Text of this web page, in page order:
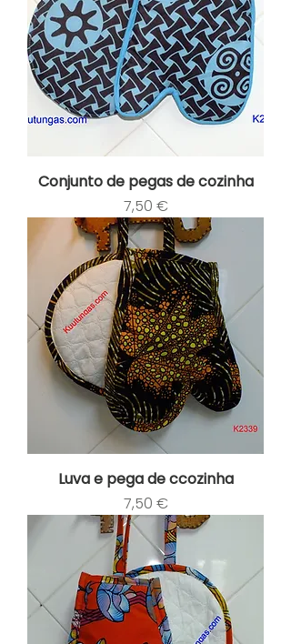
Conjunto de pegas de cozinha
Preço
7,50 €
Luva e pega de ccozinha
Preço
7,50 €